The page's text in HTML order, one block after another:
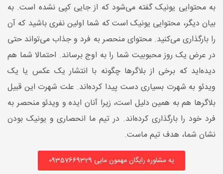
به محتوایی یونیک گفته می‌شود که از جایی کپی نشده است. به
بیان دیگر، محتوایی یونیک است که شما اولین نفری باشید که آن
را بارگذاری می‌کنید. محتوای منحصر به فرد و جذاب می‌تواند حتی
در عرض یک روز محبوبیت شما را به اوج برساند. احتمالا شما هم
دیده‌اید که برخی از بلاگرها چگونه با انتشار یک عکس یا یک
ویدئو به شهرت بسیاری دست پیدا کرده‌اند. علت شهرت این قبیل
بلاگرها هم به همین دلیل است، زیرا آنان ایده و ویدئو منحصر به
فرد خود را بارگذاری کرده‌اند. در تیم ما انحصاری و یونیک بودن
نشان شما، هدف تیم ماست.
یه مشاوره رایگان مهمون مایی 09357669329